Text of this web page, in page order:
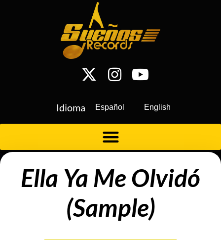
Idioma Español English
Ella Ya Me Olvidó
(Sample)